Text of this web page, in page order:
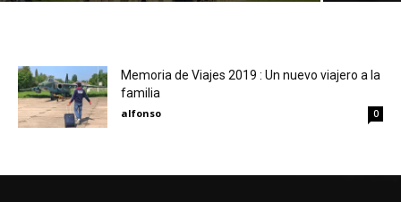
Memoria de Viajes 2019 : Un nuevo viajero a la
familia
alfonso 0